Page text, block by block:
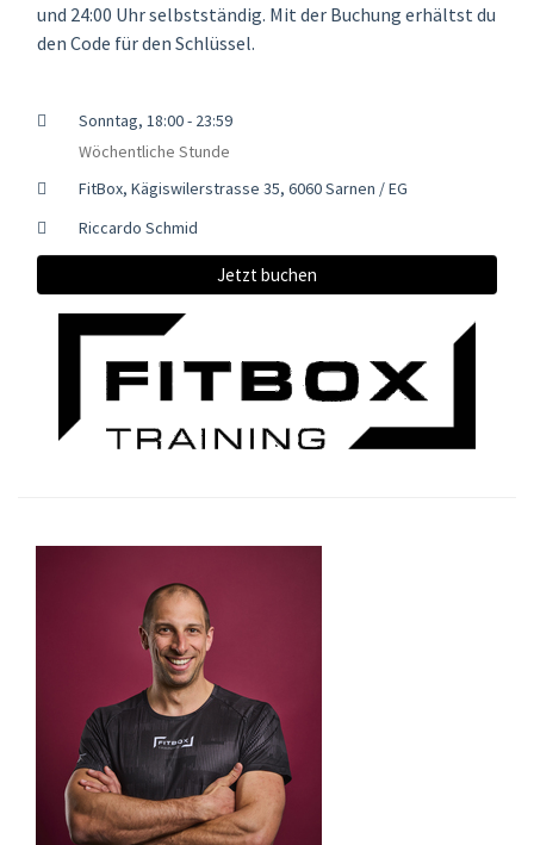
und 24:00 Uhr selbstständig. Mit der Buchung erhältst du
den Code für den Schlüssel.
Sonntag, 18:00 - 23:59
Wöchentliche Stunde
FitBox, Kägiswilerstrasse 35, 6060 Sarnen / EG
Riccardo Schmid
Jetzt buchen